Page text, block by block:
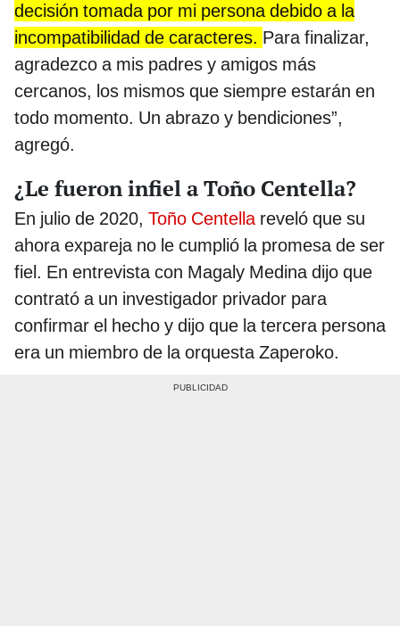
decisión tomada por mi persona debido a la
incompatibilidad de caracteres. Para finalizar,
agradezco a mis padres y amigos más
cercanos, los mismos que siempre estarán en
todo momento. Un abrazo y bendiciones”,
agregó.
¿Le fueron infiel a Toño Centella?
En julio de 2020, Toño Centella reveló que su
ahora expareja no le cumplió la promesa de ser
fiel. En entrevista con Magaly Medina dijo que
contrató a un investigador privador para
confirmar el hecho y dijo que la tercera persona
era un miembro de la orquesta Zaperoko.